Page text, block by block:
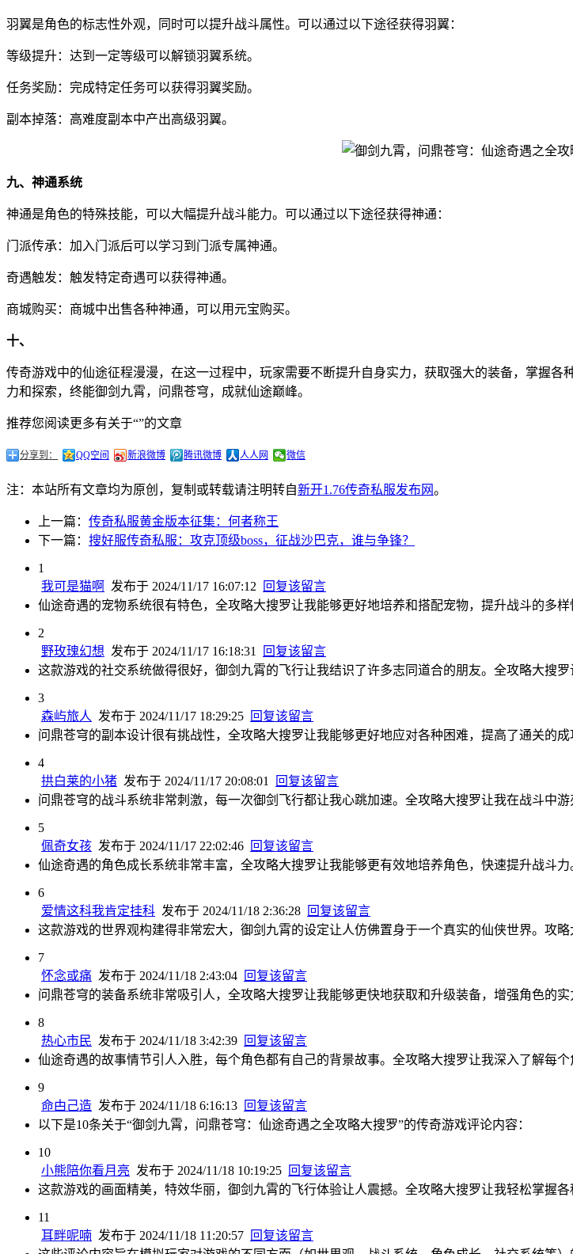
羽翼是角色的标志性外观，同时可以提升战斗属性。可以通过以下途径获得羽翼：
等级提升：达到一定等级可以解锁羽翼系统。
任务奖励：完成特定任务可以获得羽翼奖励。
副本掉落：高难度副本中产出高级羽翼。
九、神通系统
神通是角色的特殊技能，可以大幅提升战斗能力。可以通过以下途径获得神通：
门派传承：加入门派后可以学习到门派专属神通。
奇遇触发：触发特定奇遇可以获得神通。
商城购买：商城中出售各种神通，可以用元宝购买。
十、
传奇游戏中的仙途征程漫漫，在这一过程中，玩家需要不断提升自身实力，获取强大的装备，掌握
力和探索，终能御剑九霄，问鼎苍穹，成就仙途巅峰。
推荐您阅读更多有关于“”的文章
分享到： QQ空间 新浪微博 腾讯微博 人人网 微信
注：本站所有文章均为原创，复制或转载请注明转自新开1.76传奇私服发布网。
上一篇： 传奇私服黄金版本征集：何者称王
下一篇： 搜好服传奇私服：攻克顶级boss，征战沙巴克，谁与争锋？
1
我可是猫啊
发布于 2024/11/17 16:07:12
回复该留言
仙途奇遇的宠物系统很有特色，全攻略大搜罗让我能够更好地培养和搭配宠物，提升战斗的多样
2
野玫瑰幻想 发布于 2024/11/17 16:18:31
回复该留言
这款游戏的社交系统做得很好，御剑九霄的飞行让我结识了许多志同道合的朋友。全攻略大搜罗
3
森屿旅人
发布于 2024/11/17 18:29:25 回复该留言
问鼎苍穹的副本设计很有挑战性，全攻略大搜罗让我能够更好地应对各种困难，提高了通关的成
4
拱白莱的小猪 发布于 2024/11/17 20:08:01
回复该留言
问鼎苍穹的战斗系统非常刺激，每一次御剑飞行都让我心跳加速。全攻略大搜罗让我在战斗中游
5
佩奇女孩 发布于 2024/11/17 22:02:46 回复该留言
仙途奇遇的角色成长系统非常丰富，全攻略大搜罗让我能够更有效地培养角色，快速提升战斗力
6
爱情这科我肯定挂科 发布于 2024/11/18 2:36:28 回复该留言
这款游戏的世界观构建得非常宏大，御剑九霄的设定让人仿佛置身于一个真实的仙侠世界。攻
7
怀念或痛 发布于 2024/11/18 2:43:04 回复该留言
问鼎苍穹的装备系统非常吸引人，全攻略大搜罗让我能够更快地获取和升级装备，增强角色的实
8
热心市民 发布于 2024/11/18 3:42:39 回复该留言
仙途奇遇的故事情节引人入胜，每个角色都有自己的背景故事。全攻略大搜罗让我深入了解每个
9
命甴己造 发布于 2024/11/18 6:16:13 回复该留言
以下是10条关于“御剑九霄，问鼎苍穹：仙途奇遇之全攻略大搜罗”的传奇游戏评论内容：
10
小熊陪你看月亮 发布于 2024/11/18 10:19:25 回复该留言
这款游戏的画面精美，特效华丽，御剑九霄的飞行体验让人震撼。全攻略大搜罗让我轻松掌握各
11
耳畔呢喃 发布于 2024/11/18 11:20:57 回复该留言